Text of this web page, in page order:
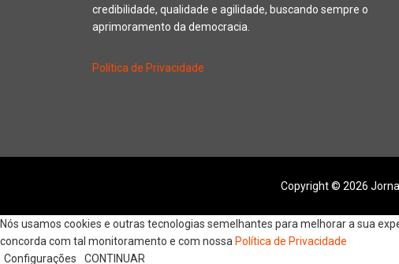
credibilidade, qualidade e agilidade, buscando sempre o
aprimoramento da democracia.
Política de Privacidade
Copyright © 2026
Nós usamos cookies e outras tecnologias semelhantes para melhorar a sua
concorda com tal monitoramento e com nossa Política de Privacidade
Configurações
CONTINUAR